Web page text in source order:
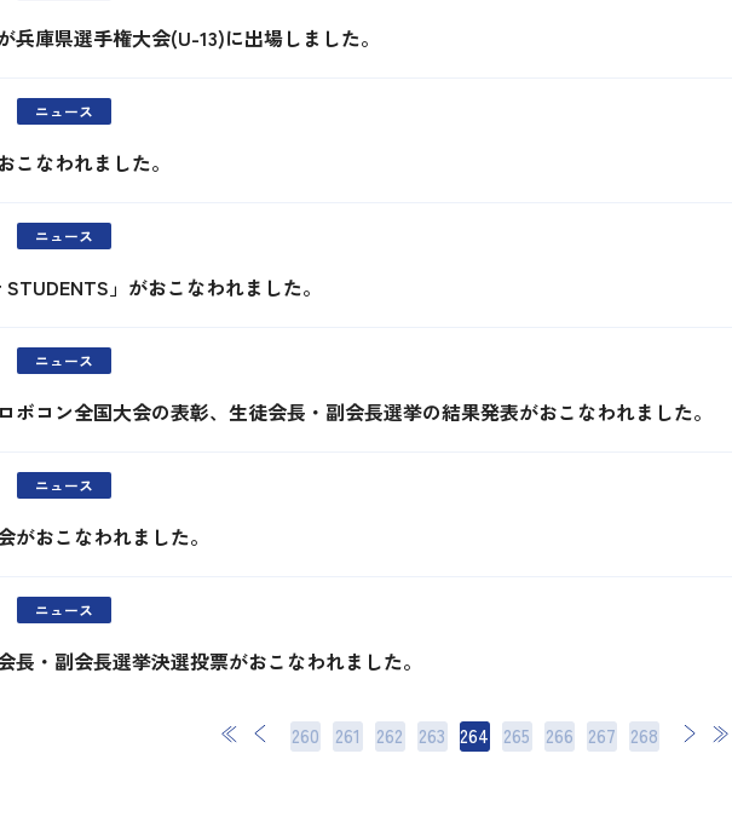
兵庫県選手権大会(U-13)に出場しました。
ニュース
こなわれました。
ニュース
STUDENTS」がおこなわれました。
ニュース
ボコン全国大会の表彰、生徒会長・副会長選挙の結果発表がおこなわれました。
ニュース
がおこなわれました。
ニュース
長・副会長選挙決選投票がおこなわれました。
260 261 262 263 264 265 266 267 268
次 最後